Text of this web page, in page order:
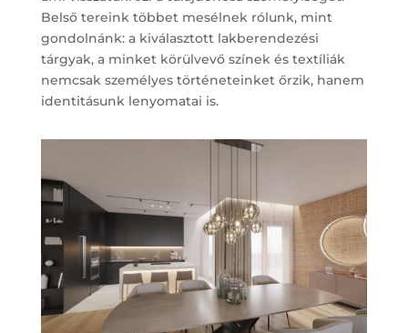
Belső tereink többet mesélnek rólunk, mint
gondolnánk: a kiválasztott lakberendezési
tárgyak, a minket körülvevő színek és textíliák
nemcsak személyes történeteinket őrzik, hanem
identitásunk lenyomatai is.